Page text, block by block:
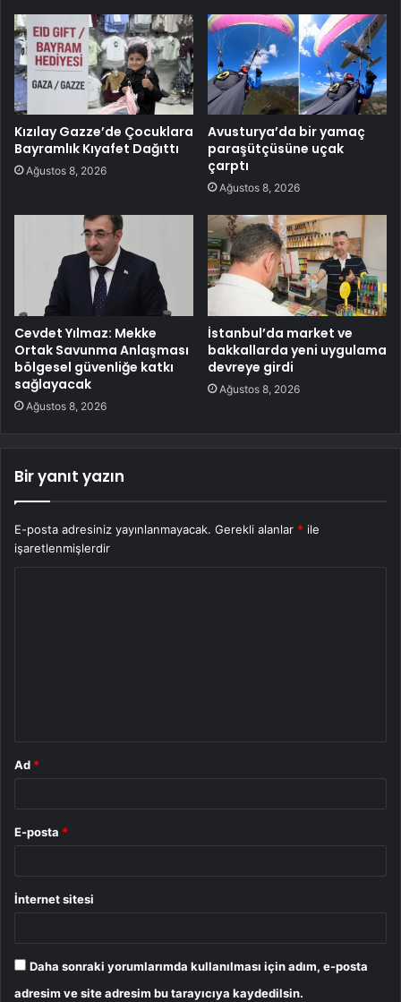
Kızılay Gazze’de Çocuklara
Bayramlık Kıyafet Dağıttı
Ağustos 8, 2026
Avusturya’da bir yamaç
paraşütçüsüne uçak
çarptı
Ağustos 8, 2026
Cevdet Yılmaz: Mekke
Ortak Savunma Anlaşması
bölgesel güvenliğe katkı
sağlayacak
Ağustos 8, 2026
İstanbul’da market ve
bakkallarda yeni uygulama
devreye girdi
Ağustos 8, 2026
Bir yanıt yazın
E-posta adresiniz yayınlanmayacak. Gerekli alanlar * ile
işaretlenmişlerdir
Ad *
E-posta *
İnternet sitesi
Daha sonraki yorumlarımda kullanılması için adım, e-posta
adresim ve site adresim bu tarayıcıya kaydedilsin.